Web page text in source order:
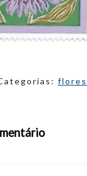
flores